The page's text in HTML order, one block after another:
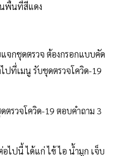
นพื้นที่สีแดง
จกชุดตรวจ ต้องกรอกแบบคัด
ปที่เมนู รับชุดตรวจโควิด-19
รวจโควิด-19 ตอบคำถาม 3
อไปนี้ ได้แก่ ไข้ ไอ น้ำมูก เจ็บ